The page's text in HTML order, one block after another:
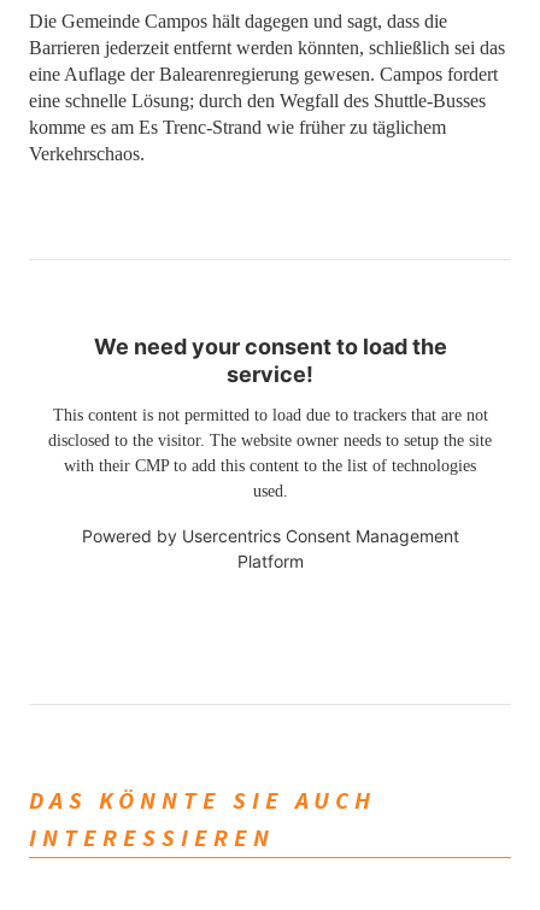
Die Gemeinde Campos hält dagegen und sagt, dass die
Barrieren jederzeit entfernt werden könnten, schließlich sei das
eine Auflage der Balearenregierung gewesen. Campos fordert
eine schnelle Lösung; durch den Wegfall des Shuttle-Busses
komme es am Es Trenc-Strand wie früher zu täglichem
Verkehrschaos.
We need your consent to load the
service!
This content is not permitted to load due to trackers that are not
disclosed to the visitor. The website owner needs to setup the site
with their CMP to add this content to the list of technologies
used.
Powered by Usercentrics Consent Management
Platform
DAS KÖNNTE SIE AUCH
INTERESSIEREN